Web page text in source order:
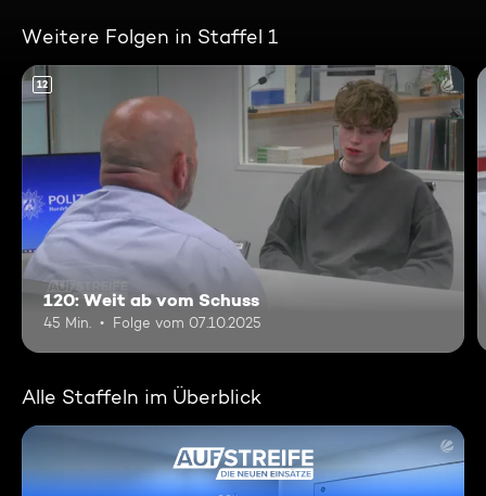
Weitere Folgen in Staffel 1
12
120: Weit ab vom Schuss
45 Min. Folge vom 07.10.2025
Alle Staffeln im Überblick